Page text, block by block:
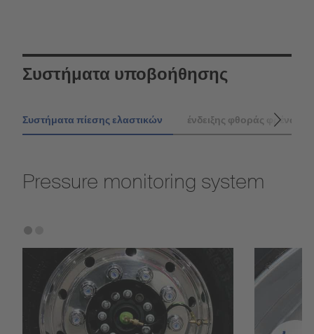
Συστήματα υποβοήθησης
Συστήματα πίεσης ελαστικών ένδειξης φθοράς φρένων
Pressure monitoring system